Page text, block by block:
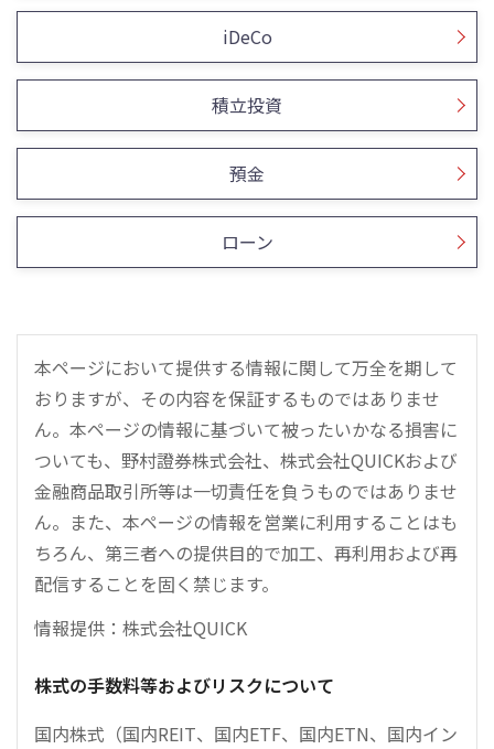
iDeCo
積立投資
預金
ローン
本ページにおいて提供する情報に関して万全を期して
おりますが、その内容を保証するものではありませ
ん。本ページの情報に基づいて被ったいかなる損害に
ついても、野村證券株式会社、株式会社QUICKおよび
金融商品取引所等は一切責任を負うものではありませ
ん。また、本ページの情報を営業に利用することはも
ちろん、第三者への提供目的で加工、再利用および再
配信することを固く禁じます。
情報提供：株式会社QUICK
株式の手数料等およびリスクについて
国内株式（国内REIT、国内ETF、国内ETN、国内イン